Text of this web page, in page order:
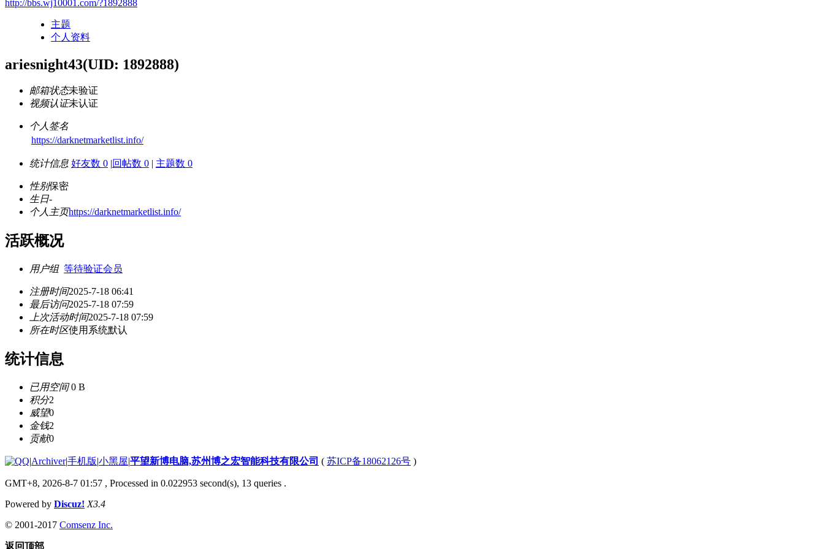
http://bbs.wj10001.com/?1892888
主题
个人资料
ariesnight43(UID: 1892888)
邮箱状态未验证
视频认证未认证
个人签名
https://darknetmarketlist.info/
统计信息 好友数 0 |回帖数 0 | 主题数 0
性别保密
生日-
个人主页https://darknetmarketlist.info/
活跃概况
用户组 等待验证会员
注册时间2025-7-18 06:41
最后访问2025-7-18 07:59
上次活动时间2025-7-18 07:59
所在时区使用系统默认
统计信息
已用空间0 B
积分2
威望0
金钱2
贡献0
|Archiver|手机版|小黑屋|平望新博电脑,苏州博之宏智能科技有限公司 ( 苏ICP备18062126号 )
GMT+8, 2026-8-7 01:57 , Processed in 0.022953 second(s), 13 queries .
Powered by Discuz! X3.4
© 2001-2017 Comsenz Inc.
返回顶部